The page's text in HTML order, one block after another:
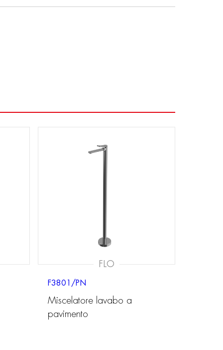
FLO
F3801/PN
Miscelatore lavabo a
pavimento